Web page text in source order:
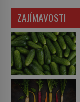
ZAJÍMAVOSTI